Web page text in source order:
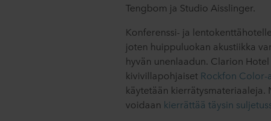
Tengbom ja Studio Aisslinger.
Konferenssi- ja
joten huippuluokan akustiikka
hyvän unenlaadun. Clarion
kivivillapohjaiset Rockfon Color-
käytetään
voidaan kierrättää täysin